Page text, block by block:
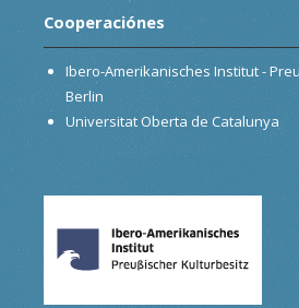
Cooperaciónes
Ibero-Amerikanisches Institut -
Berlin
Universitat Oberta de Catalunya